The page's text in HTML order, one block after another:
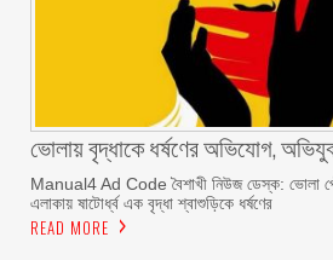
ভোলায় বৃদ্ধাকে ধর্ষণের অভিযোগ,
Manual4 Ad Code বৈশাখী নিউজ ডেস্ক: ভোলা
এলাকায় ষাটোর্ধ্ব এক বৃদ্ধা শ্বাশুড়িকে ধর্ষণের
READ MORE